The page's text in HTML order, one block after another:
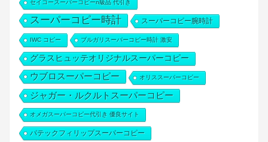
セイコースーパーコピーn級品 代引き
スーパーコピー時計 スーパーコピー腕時計
IWC コピー ブルガリスーパーコピー時計 激安
グラスヒュッテオリジナルスーパーコピー
ウブロスーパーコピー オリススーパーコピー
ジャガー・ルクルトスーパーコピー
オメガスーパーコピー代引き 優良サイト
パテックフィリップスーパーコピー